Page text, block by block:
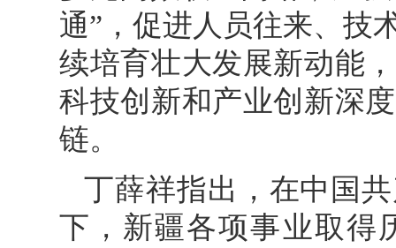
通”，促进人员往来、技
续培育壮大发展新动能
科技创新和产业创新深
链。
丁薛祥指出，在中国
下，新疆各项事业取得